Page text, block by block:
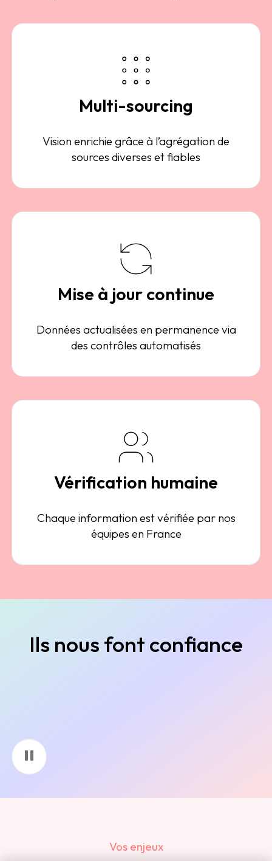
Multi-sourcing
Vision enrichie grâce à l’agrégation de
sources diverses et fiables
Mise à jour continue
Données actualisées en permanence via
des contrôles automatisés
Vérification humaine
Chaque information est vérifiée par nos
équipes en France
Ils nous font confiance
Vos enjeux